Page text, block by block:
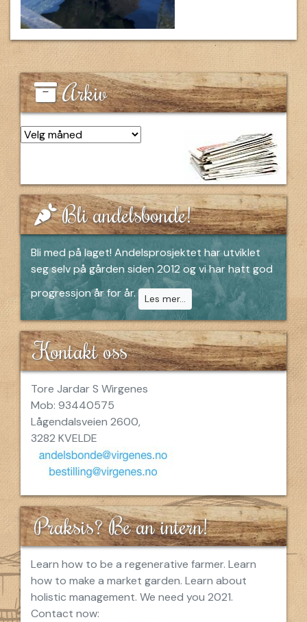
Arkiv
Bli andelsbonde!
Bli med på laget! Andelsprosjektet har utviklet
seg selv på gården siden 2012 og vi har hatt god
progressjon år for år.
Les mer...
Kontakt oss
Tore Jardar S Wirgenes
Mob: 93440575
Lågendalsveien 2600,
3282 KVELDE
Praksis? Be an intern!
Learn how to be a regenerative farmer. Learn
how to make a market garden. Learn about
holistic management. We need you 2021.
Contact now: